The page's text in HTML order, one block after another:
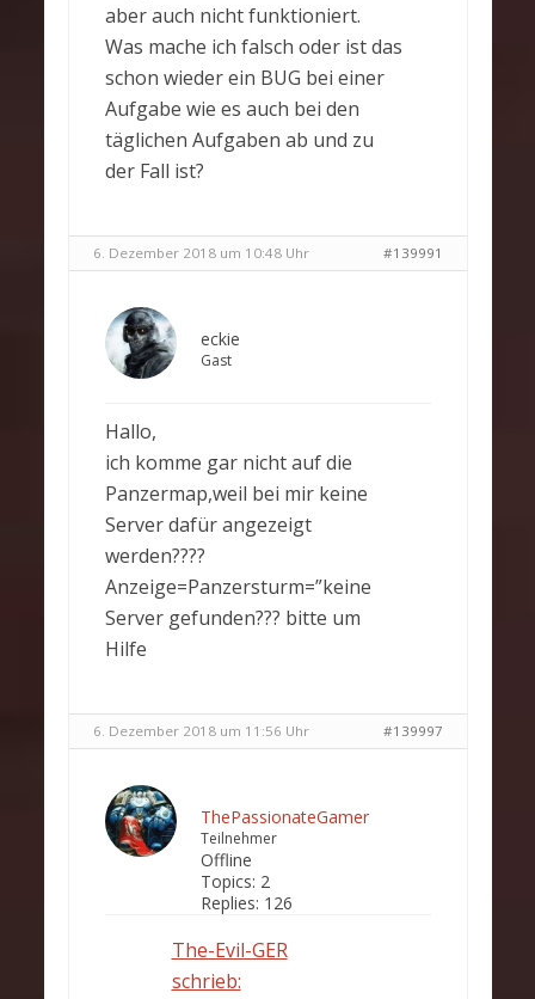
aber auch nicht funktioniert.
Was mache ich falsch oder ist das
schon wieder ein BUG bei einer
Aufgabe wie es auch bei den
täglichen Aufgaben ab und zu
der Fall ist?
6. Dezember 2018 um 10:48 Uhr #139991
eckie
Gast
Hallo,
ich komme gar nicht auf die
Panzermap,weil bei mir keine
Server dafür angezeigt
werden????
Anzeige=Panzersturm=”keine
Server gefunden??? bitte um
Hilfe
6. Dezember 2018 um 11:56 Uhr #139997
ThePassionateGamer
Teilnehmer
Offline
Topics: 2
Replies: 126
The-Evil-GER
schrieb: